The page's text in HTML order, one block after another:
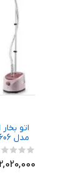
اتو
مدل SC-606
2,020,000 تومان